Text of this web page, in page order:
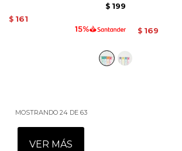
$ 161
$ 199
$ 169
MOSTRANDO 24DE 63
VER MÁS